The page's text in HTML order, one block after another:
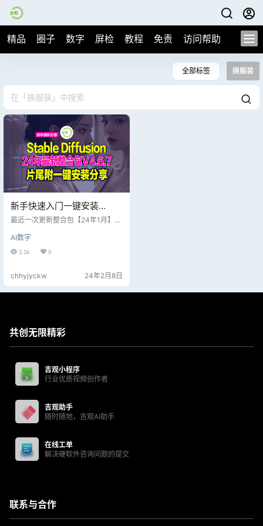
精品 圈子 数字 屏检 教程 免责 访问帮助
全部标签 换服装
新手快速入门一键安装
【Windows】秋叶大佬24年
包V4.6.7，极致生图适合各
行业！
最近一次更新整合包【24年1月】最
网最好的整合包~ 本整合包基于开源
项目Stable Diffusion WebUI制作，
造成的后果以及责任都将由使用者
承担。
AI数字
3.2k 0
chhyjyckw 24年2月8日
共创无限精彩
吉观小程序
行业优质视频创作者
吉观助手
随时随地，吉观AI助手
在线工单
解决硬软件咨询问题的提交
联系与合作